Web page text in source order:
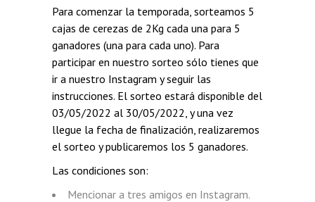
Para comenzar la temporada, sorteamos 5
cajas de cerezas de 2Kg cada una para 5
ganadores (una para cada uno). Para
participar en nuestro sorteo sólo tienes que
ir a nuestro Instagram y seguir las
instrucciones. El sorteo estará disponible del
03/05/2022 al 30/05/2022, y una vez
llegue la fecha de finalización, realizaremos
el sorteo y publicaremos los 5 ganadores.
Las condiciones son:
Mencionar a tres amigos en Instagram.